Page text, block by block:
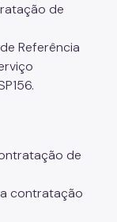
de
Referência
de
contratação